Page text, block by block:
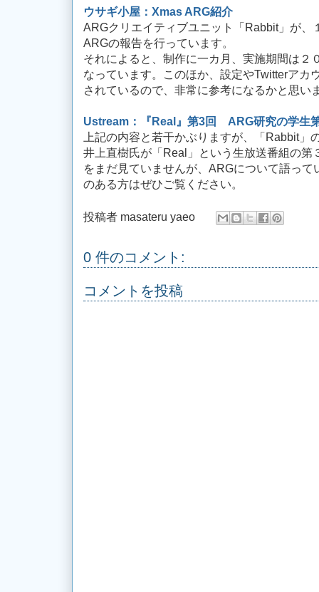
ウサギ小屋：Xmas ARG紹介
ARGクリエイティブユニット「Rabbit」が、
ARGの報告を行っています。
それによると、制作に一カ月、実施期間は２
なっています。このほか、設定やTwitterアカ
されているので、非常に参考になるかと思い
Ustream：『Real』第3回 ARG研究の学生
上記の内容と若干かぶりますが、「Rabbit」
井上直樹氏が「Real」という生放送番組の第
をまだ見ていませんが、ARGについて語っ
のある方はぜひご覧ください。
投稿者 masateru yaeo
0 件のコメント:
コメントを投稿